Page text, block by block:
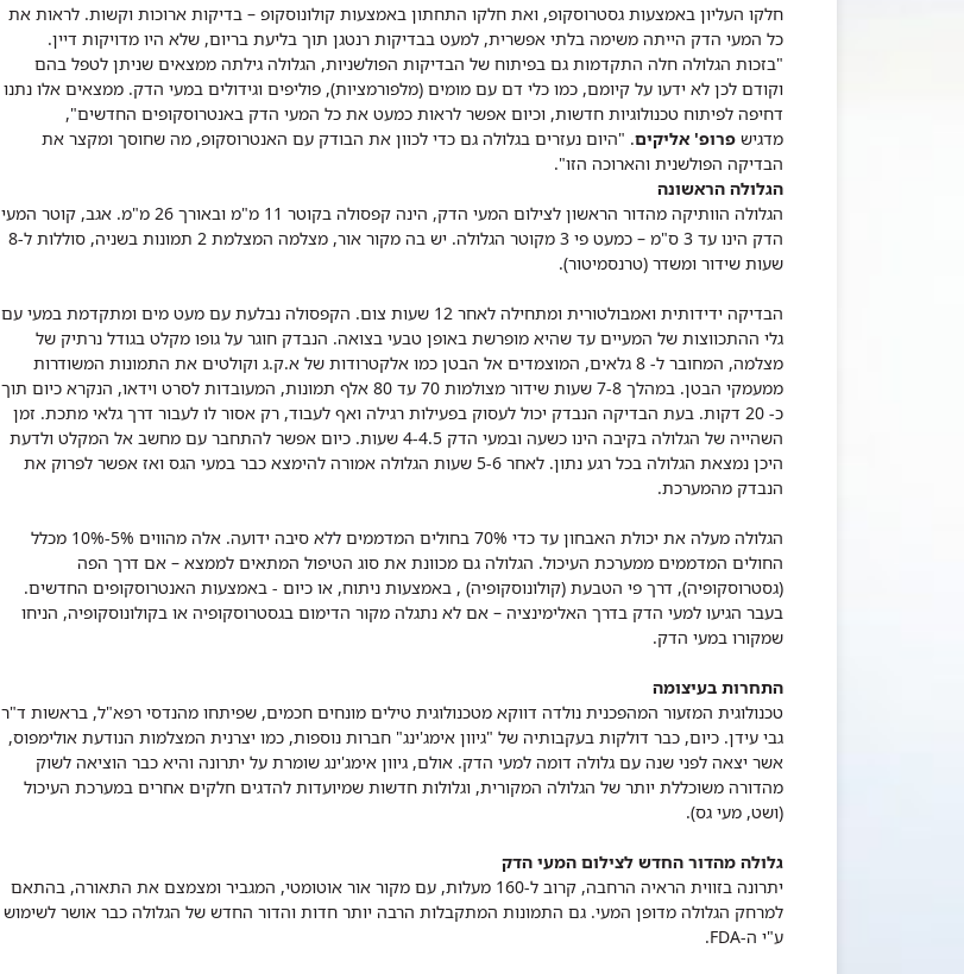
חלקו העליון באמצעות גסטרוסקופ, ואת חלקו התחתון באמצעות קולונוסקופ – בדיקות ארוכות וקשות. לראות את
כל המעי הדק הייתה משימה בלתי אפשרית, למעט בבדיקות רנטגן תוך בליעת בריום, שלא היו מדויקות דיין.
"בזכות הגלולה חלה התקדמות גם בפיתוח של הבדיקות הפולשניות, הגלולה גילתה ממצאים שניתן לטפל בהם
וקודם לכן לא ידעו על קיומם, כמו כלי דם עם מומים (מלפורמציות), פוליפים וגידולים במעי הדק. ממצאים אלו נתנו
דחיפה לפיתוח טכנולוגיות חדשות, וכיום אפשר לראות כמעט את כל המעי הדק באנטרוסקופים החדשים",
מדגיש פרופ' אליקים. "היום נעזרים בגלולה גם כדי לכוון את הבודק עם האנטרוסקופ, מה שחוסך ומקצר את
הבדיקה הפולשנית והארוכה הזו".
הגלולה הראשונה
הגלולה הוותיקה מהדור הראשון לצילום המעי הדק, הינה קפסולה בקוטר 11 מ"מ ובאורך 26 מ"מ. אגב, קוטר המעי
הדק הינו עד 3 ס"מ – כמעט פי 3 מקוטר הגלולה. יש בה מקור אור, מצלמה המצלמת 2 תמונות בשניה, סוללות ל-8
שעות שידור ומשדר (טרנסמיטור).
הבדיקה ידידותית ואמבולטורית ומתחילה לאחר 12 שעות צום. הקפסולה נבלעת עם מעט מים ומתקדמת במעי עם
גלי ההתכווצות של המעיים עד שהיא מופרשת באופן טבעי בצואה. הנבדק חוגר על גופו מקלט בגודל נרתיק של
מצלמה, המחובר ל- 8 גלאים, המוצמדים אל הבטן כמו אלקטרודות של א.ק.ג וקולטים את התמונות המשודרות
ממעמקי הבטן. במהלך 7-8 שעות שידור מצולמות 70 עד 80 אלף תמונות, המעובדות לסרט וידאו, הנקרא כיום תוך
כ- 20 דקות. בעת הבדיקה הנבדק יכול לעסוק בפעילות רגילה ואף לעבוד, רק אסור לו לעבור דרך גלאי מתכת. זמן
השהייה של הגלולה בקיבה הינו כשעה ובמעי הדק 4-4.5 שעות. כיום אפשר להתחבר עם מחשב אל המקלט ולדעת
היכן נמצאת הגלולה בכל רגע נתון. לאחר 5-6 שעות הגלולה אמורה להימצא כבר במעי הגס ואז אפשר לפרוק את
הנבדק מהמערכת.
הגלולה מעלה את יכולת האבחון עד כדי 70% בחולים המדממים ללא סיבה ידועה. אלה מהווים 5%-10% מכלל
החולים המדממים ממערכת העיכול. הגלולה גם מכוונת את סוג הטיפול המתאים לממצא – אם דרך הפה
(גסטרוסקופיה), דרך פי הטבעת (קולונוסקופיה) , באמצעות ניתוח, או כיום - באמצעות האנטרוסקופים החדשים.
בעבר הגיעו למעי הדק בדרך האלימינציה – אם לא נתגלה מקור הדימום בגסטרוסקופיה או בקולונוסקופיה, הניחו
שמקורו במעי הדק.
התחרות בעיצומה
טכנולוגית המזעור המהפכנית נולדה דווקא מטכנולוגית טילים מונחים חכמים, שפיתחו מהנדסי רפא"ל, בראשות ד"ר
גבי עידן. כיום, כבר דולקות בעקבותיה של "גיוון אימג'ינג" חברות נוספות, כמו יצרנית המצלמות הנודעת אולימפוס,
אשר יצאה לפני שנה עם גלולה דומה למעי הדק. אולם, גיוון אימג'ינג שומרת על יתרונה והיא כבר הוציאה לשוק
מהדורה משוכללת יותר של הגלולה המקורית, וגלולות חדשות שמיועדות להדגים חלקים אחרים במערכת העיכול
(ושט, מעי גס).
גלולה מהדור החדש לצילום המעי הדק
יתרונה בזווית הראיה הרחבה, קרוב ל-160 מעלות, עם מקור אור אוטומטי, המגביר ומצמצם את התאורה, בהתאם
למרחק הגלולה מדופן המעי. גם התמונות המתקבלות הרבה יותר חדות והדור החדש של הגלולה כבר אושר לשימוש
ע"י ה-FDA.